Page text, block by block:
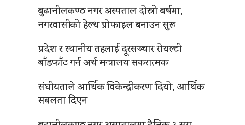
बुढानीलकण्ठ नगर अस्पताल दोस्रो बर्षमा,
नगरवासीको हेल्थ प्रोफाइल बनाउन सुरू
प्रदेश र स्थानीय तहलाई दूरसञ्चार रोयल्टी
बाँडफाँट गर्न अर्थ मन्त्रालय सकरात्मक
संघीयताले आर्थिक विकेन्द्रीकरण दियो, आर्थिक
सबलता दिएन